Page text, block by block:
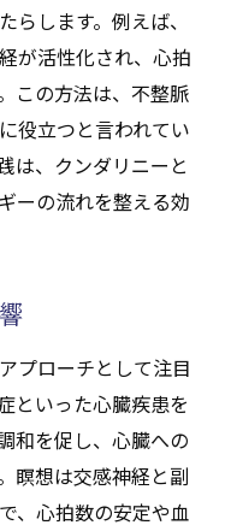
します。例えば、
が活性化され、心拍
この方法は、不整脈
役立つと言われてい
は、クンダリニーと
ーの流れを整える効
プローチとして注目
といった心臓疾患を
和を促し、心臓への
瞑想は交感神経と副
、心拍数の安定や血